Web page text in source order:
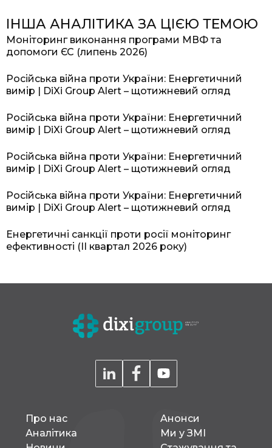
ІНША АНАЛІТИКА ЗА ЦІЄЮ ТЕМОЮ
Моніторинг виконання програми МВФ та
допомоги ЄС (липень 2026)
Російська війна проти України: Енергетичний
вимір | DiXi Group Alert – щотижневий огляд
Російська війна проти України: Енергетичний
вимір | DiXi Group Alert – щотижневий огляд
Російська війна проти України: Енергетичний
вимір | DiXi Group Alert – щотижневий огляд
Російська війна проти України: Енергетичний
вимір | DiXi Group Alert – щотижневий огляд
Енергетичні санкції проти росії моніторинг
ефективності (II квартал 2026 року)
Про нас
Аналітика
Aнонси
Ми у ЗМІ